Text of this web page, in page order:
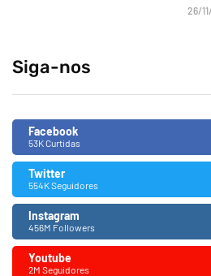
26/
Siga-nos
Facebook
53K Curtidas
Twitter
554K Seguidores
Instagram
456M Followers
Youtube
2M Seguidores